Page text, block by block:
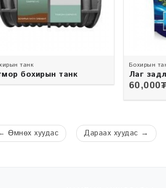
танк
бохирын танк
Бохирын
Лаг
60,000₮
Өмнөх хуудас Дараах хуудас →